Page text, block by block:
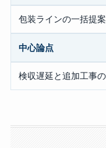
包装ラインの一括提案
中心論点
検収遅延と追加工事